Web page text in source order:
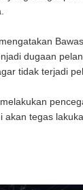
dugaan
tidak terjadi
tegas